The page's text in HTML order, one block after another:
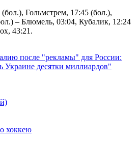
Гольмстрем, 17:45 (бол.),
– Блюмель, 03:04, Кубалик, 12:24
43:21.
после "рекламы" для России:
десятки миллиардов"
хоккею